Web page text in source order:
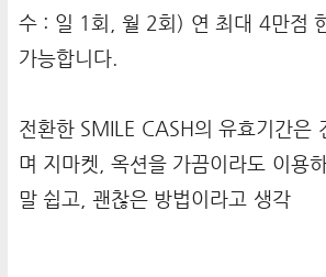
수 : 일 1회, 월 2회) 연 최대 4만점
가능합니다.
전환한 SMILE CASH의 유효기간은
며 지마켓, 옥션을 가끔이라도 이용
말 쉽고, 괜찮은 방법이라고 생각